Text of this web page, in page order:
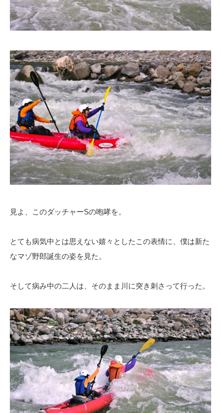
見よ、このダッチャーSの咆哮を。
とても病気中とは思えない嬉々としたこの表情に、僕は新た
なマゾ野郎誕生の姿を見た。
そして病み中の二人は、そのまま川に突き刺さって行った。